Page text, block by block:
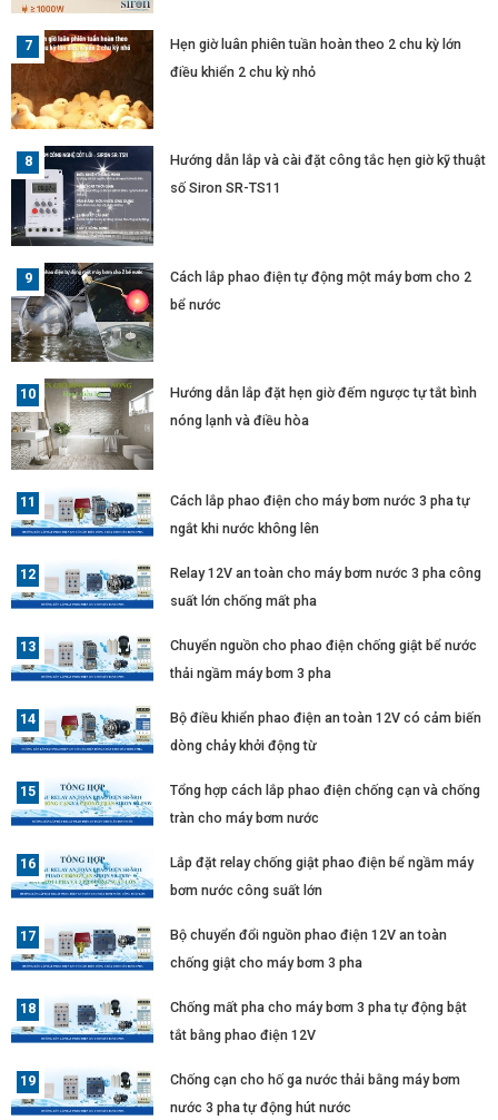
Hẹn giờ luân phiên tuần hoàn theo 2 chu kỳ lớn
điều khiển 2 chu kỳ nhỏ
Hướng dẫn lắp và cài đặt công tắc hẹn giờ kỹ thuật
số Siron SR-TS11
Cách lắp phao điện tự động một máy bơm cho 2
bể nước
Hướng dẫn lắp đặt hẹn giờ đếm ngược tự tắt bình
nóng lạnh và điều hòa
Cách lắp phao điện cho máy bơm nước 3 pha tự
ngắt khi nước không lên
Relay 12V an toàn cho máy bơm nước 3 pha công
suất lớn chống mất pha
Chuyển nguồn cho phao điện chống giật bể nước
thải ngầm máy bơm 3 pha
Bộ điều khiển phao điện an toàn 12V có cảm biến
dòng chảy khởi động từ
Tổng hợp cách lắp phao điện chống cạn và chống
tràn cho máy bơm nước
Lắp đặt relay chống giật phao điện bể ngầm máy
bơm nước công suất lớn
Bộ chuyển đổi nguồn phao điện 12V an toàn
chống giật cho máy bơm 3 pha
Chống mất pha cho máy bơm 3 pha tự động bật
tắt bằng phao điện 12V
Chống cạn cho hố ga nước thải bằng máy bơm
nước 3 pha tự động hút nước